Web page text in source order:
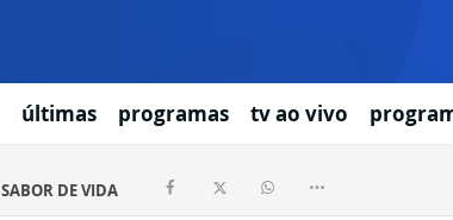
últimas programas tv ao vivo
SABOR DE VIDA